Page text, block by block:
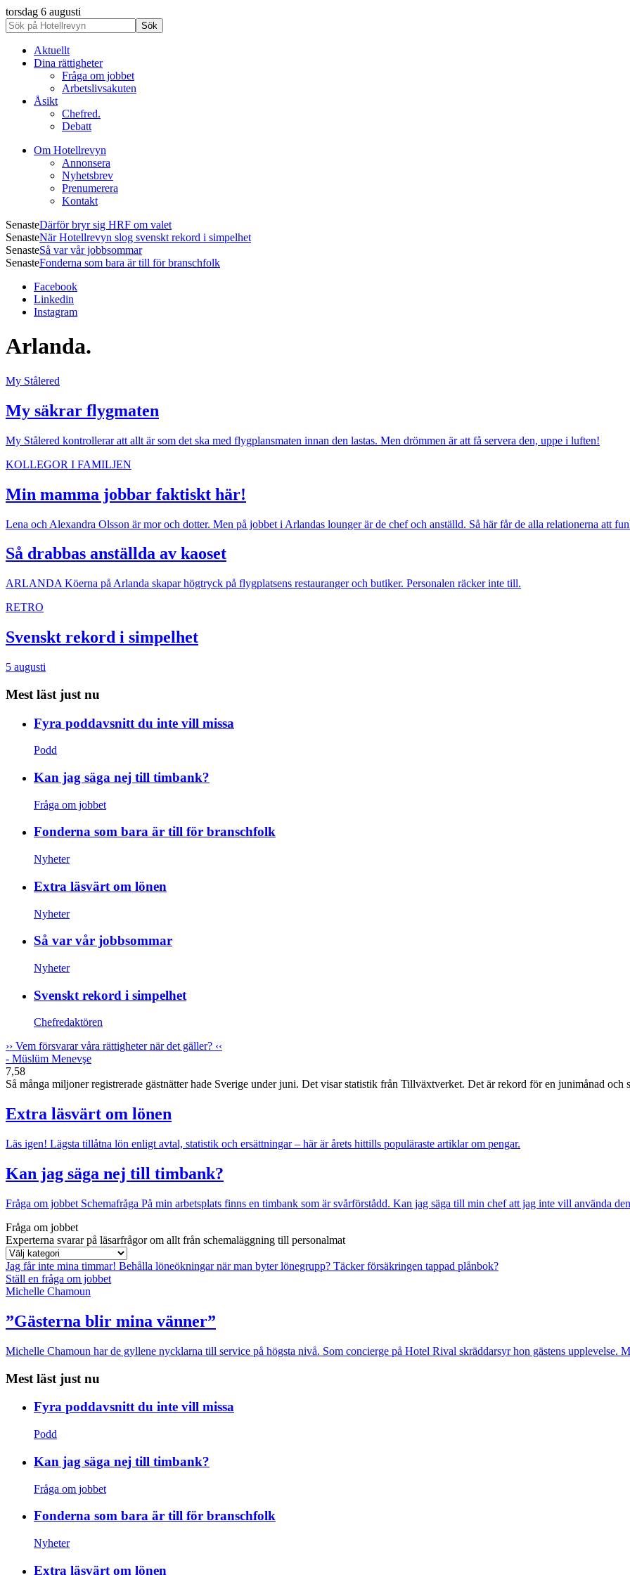
torsdag 6 augusti
Aktuellt
Dina rättigheter
Fråga om jobbet
Arbetslivsakuten
Åsikt
Chefred.
Debatt
Om Hotellrevyn
Annonsera
Nyhetsbrev
Prenumerera
Kontakt
SenasteDärför bryr sig HRF om valet
SenasteNär Hotellrevyn slog svenskt rekord i simpelhet
SenasteSå var vår jobbsommar
SenasteFonderna som bara är till för branschfolk
Facebook
Linkedin
Instagram
Arlanda.
My Stålered
My säkrar flygmaten
My Stålered kontrollerar att allt är som det ska med flygplansmaten innan den lastas. Men drömmen är att få servera den, uppe i luften!
KOLLEGOR I FAMILJEN
Min mamma jobbar faktiskt här!
Lena och Alexandra Olsson är mor och dotter. Men på jobbet i Arlandas lounger är de chef och anställd. Så här får de alla relationerna att
Så drabbas anställda av kaoset
ARLANDA Köerna på Arlanda skapar högtryck på flygplatsens restauranger och butiker. Personalen räcker inte till.
RETRO
Svenskt rekord i simpelhet
5 augusti
Mest läst just nu
Fyra poddavsnitt du inte vill missa
Podd
Kan jag säga nej till timbank?
Fråga om jobbet
Fonderna som bara är till för branschfolk
Nyheter
Extra läsvärt om lönen
Nyheter
Så var vår jobbsommar
Nyheter
Svenskt rekord i simpelhet
Chefredaktören
›› Vem försvarar våra rättigheter när det gäller? ‹‹
- Müslüm Menevşe
7,58
Så många miljoner registrerade gästnätter hade Sverige under juni. Det visar statistik från Tillväxtverket. Det är rekord för en junimånad och
Extra läsvärt om lönen
Läs igen! Lägsta tillåtna lön enligt avtal, statistik och ersättningar – här är årets hittills populäraste artiklar om pengar.
Kan jag säga nej till timbank?
Fråga om jobbet Schemafråga På min arbetsplats finns en timbank som är svårförstådd. Kan jag säga till min chef att jag inte vill använda
Fråga om jobbet
Experterna svarar på läsarfrågor om allt från schemaläggning till personalmat
Jag får inte mina timmar! Behålla löneökningar när man byter lönegrupp? Täcker försäkringen tappad plånbok?
Ställ en fråga om jobbet
Michelle Chamoun
”Gästerna blir mina vänner”
Michelle Chamoun har de gyllene nycklarna till service på högsta nivå. Som concierge på Hotel Rival skräddarsyr hon gästens upp­levelse.
Mest läst just nu
Fyra poddavsnitt du inte vill missa
Podd
Kan jag säga nej till timbank?
Fråga om jobbet
Fonderna som bara är till för branschfolk
Nyheter
Extra läsvärt om lönen